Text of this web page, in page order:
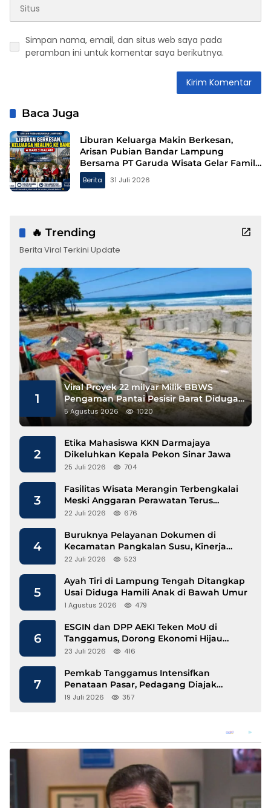
Simpan nama, email, dan situs web saya pada
peramban ini untuk komentar saya berikutnya.
Baca Juga
Liburan Keluarga Makin Berkesan,
Arisan Pubian Bandar Lampung
Bersama PT Garuda Wisata Gelar Family
Gathering ke Bandung
Berita 31 Juli 2026
🔥 Trending
Berita Viral Terkini Update
1
Viral Proyek 22 milyar Milik BBWS
Pengaman Pantai Pesisir Barat Diduga
Gunakan Besi Banci
5 Agustus 2026 1020
2
Etika Mahasiswa KKN Darmajaya
Dikeluhkan Kepala Pekon Sinar Jawa
25 Juli 2026 704
3
Fasilitas Wisata Merangin Terbengkalai
Meski Anggaran Perawatan Terus
Mengalir
22 Juli 2026 676
4
Buruknya Pelayanan Dokumen di
Kecamatan Pangkalan Susu, Kinerja
Disdukcapil Langkat Disorot
22 Juli 2026 523
5
Ayah Tiri di Lampung Tengah Ditangkap
Usai Diduga Hamili Anak di Bawah Umur
1 Agustus 2026 479
6
ESGIN dan DPP AEKI Teken MoU di
Tanggamus, Dorong Ekonomi Hijau
Berbasis Kopi dan Perdagangan Karbon
23 Juli 2026 416
7
Pemkab Tanggamus Intensifkan
Penataan Pasar, Pedagang Diajak
Tempati Pasar Modern Talang Padang
19 Juli 2026 357